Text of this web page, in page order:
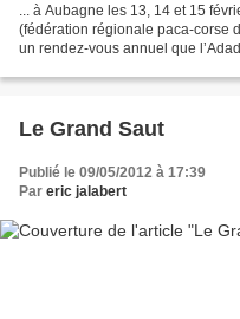
... à Aubagne les 13, 14 et 15
(fédération régionale paca-corse
un rendez-vous annuel que
Le Grand Saut
Publié le 09/05/2012 à 17:39
Par eric jalabert